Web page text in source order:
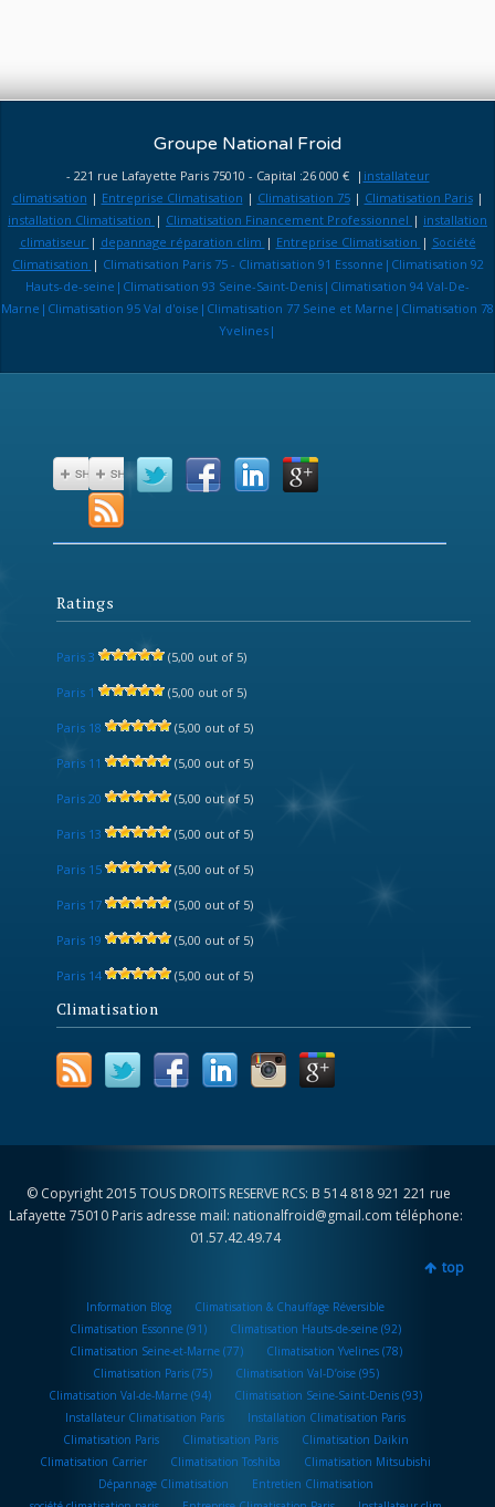
Groupe National Froid
- 221 rue Lafayette Paris 75010 - Capital :26 000 € | installateur
climatisation | Entreprise Climatisation | Climatisation 75| Climatisation Paris|
installation Climatisation | Climatisation Financement Professionnel | installation
climatiseur | depannage réparation clim | Entreprise Climatisation | Société
Climatisation | Climatisation Paris 75 - Climatisation 91 Essonne|Climatisation 92
Hauts-de-seine|Climatisation 93 Seine-Saint-Denis|Climatisation 94 Val-De-
Marne|Climatisation 95 Val d'oise|Climatisation 77 Seine et Marne|Climatisation 78
Yvelines|
Ratings
Paris 3 (5,00 out of 5)
Paris 1 (5,00 out of 5)
Paris 18 (5,00 out of 5)
Paris 11 (5,00 out of 5)
Paris 20 (5,00 out of 5)
Paris 13 (5,00 out of 5)
Paris 15 (5,00 out of 5)
Paris 17 (5,00 out of 5)
Paris 19 (5,00 out of 5)
Paris 14 (5,00 out of 5)
Climatisation
© Copyright 2015 TOUS DROITS RESERVE RCS: B 514 818 921 221 rue
Lafayette 75010 Paris adresse mail: nationalfroid@gmail.com téléphone:
01.57.42.49.74
top
Information Blog
Climatisation & Chauffage Réversible
Climatisation Essonne (91)
Climatisation Hauts-de-seine (92)
Climatisation Seine-et-Marne (77)
Climatisation Yvelines (78)
Climatisation Paris (75)
Climatisation Val-D’oise (95)
Climatisation Val-de-Marne (94)
Climatisation Seine-Saint-Denis (93)
Installateur Climatisation Paris
Installation Climatisation Paris
Climatisation Paris
Climatisation Paris
Climatisation Daikin
Climatisation Carrier
Climatisation Toshiba
Climatisation Mitsubishi
Dépannage Climatisation
Entretien Climatisation